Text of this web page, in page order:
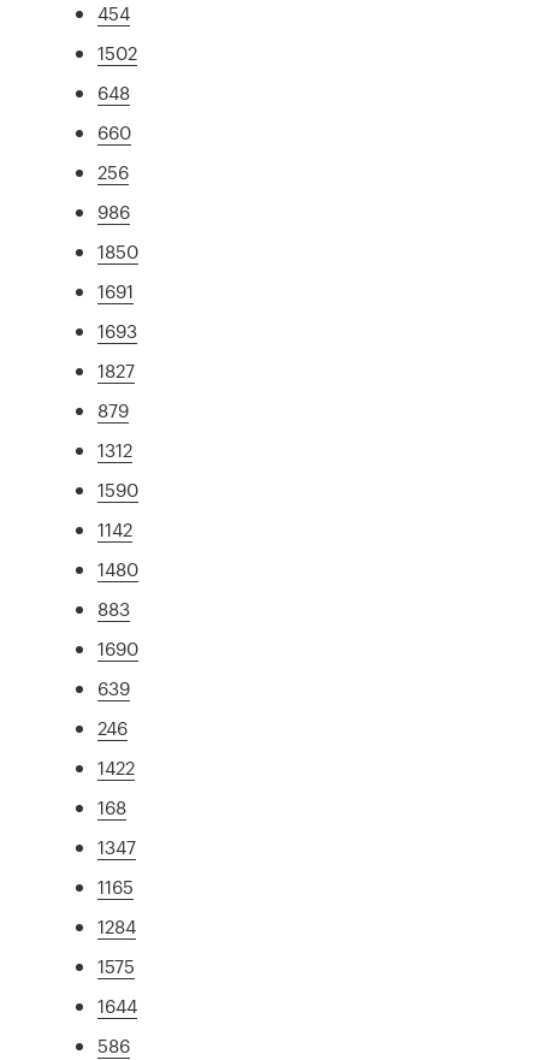
454
1502
648
660
256
986
1850
1691
1693
1827
879
1312
1590
1142
1480
883
1690
639
246
1422
168
1347
1165
1284
1575
1644
586